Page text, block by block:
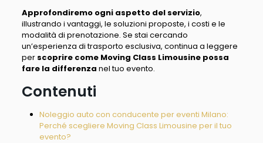
Approfondiremo ogni aspetto del servizio,
illustrando i vantaggi, le soluzioni proposte, i costi e le
modalità di prenotazione. Se stai cercando
un’esperienza di trasporto esclusiva, continua a leggere
per scoprire come Moving Class Limousine possa
fare la differenza nel tuo evento.
Contenuti
Noleggio auto con conducente per eventi Milano:
Perché scegliere Moving Class Limousine per il tuo
evento?